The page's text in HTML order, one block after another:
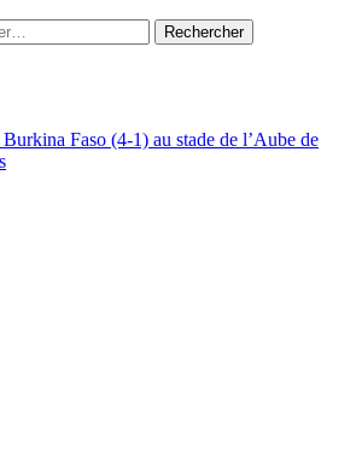
Faso (4-1) au stade de l’Aube de